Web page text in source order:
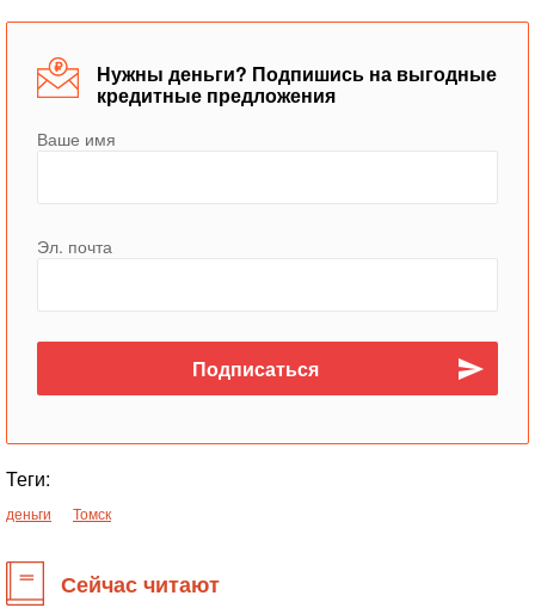
Нужны деньги? Подпишись на выгодные
кредитные предложения
Ваше имя
Эл. почта
Теги:
деньги Томск
Сейчас читают